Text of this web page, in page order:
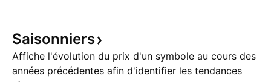
Saisonniers
Affiche l'évolution du prix d'un symbole au cours des
années précédentes afin d'identifier les tendances